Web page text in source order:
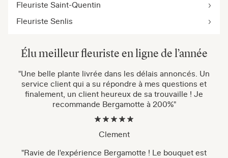
Fleuriste Saint-Quentin
Fleuriste Senlis
Élu meilleur fleuriste en ligne de l’année
"Une belle plante livrée dans les délais annoncés. Un
service client qui a su répondre à mes questions et
finalement, un client heureux de sa trouvaille ! Je
recommande Bergamotte à 200%"
Clement
"Ravie de l'expérience Bergamotte ! Le bouquet est